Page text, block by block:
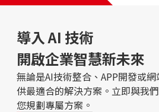
導入 AI 技術
開啟企業智慧新未來
無論是AI技術整合、APP開發或
供最適合的解決方案。立即與我
您規劃專屬方案。